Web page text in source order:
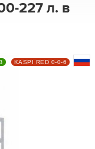
227 л. в
KASPI RED 0-0-6